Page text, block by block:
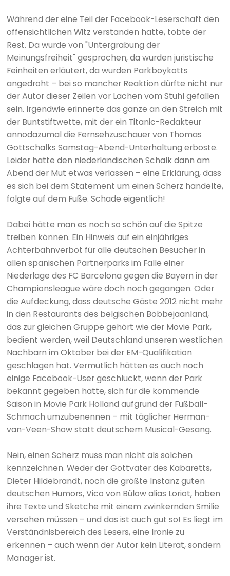
Während der eine Teil der Facebook-Leserschaft den
offensichtlichen Witz verstanden hatte, tobte der
Rest. Da wurde von "Untergrabung der
Meinungsfreiheit" gesprochen, da wurden juristische
Feinheiten erläutert, da wurden Parkboykotts
angedroht – bei so mancher Reaktion dürfte nicht nur
der Autor dieser Zeilen vor Lachen vom Stuhl gefallen
sein. Irgendwie erinnerte das ganze an den Streich mit
der Buntstiftwette, mit der ein Titanic-Redakteur
annodazumal die Fernsehzuschauer von Thomas
Gottschalks Samstag-Abend-Unterhaltung erboste.
Leider hatte den niederländischen Schalk dann am
Abend der Mut etwas verlassen – eine Erklärung, dass
es sich bei dem Statement um einen Scherz handelte,
folgte auf dem Fuße. Schade eigentlich!
Dabei hätte man es noch so schön auf die Spitze
treiben können. Ein Hinweis auf ein einjähriges
Achterbahnverbot für alle deutschen Besucher in
allen spanischen Partnerparks im Falle einer
Niederlage des FC Barcelona gegen die Bayern in der
Championsleague wäre doch noch gegangen. Oder
die Aufdeckung, dass deutsche Gäste 2012 nicht mehr
in den Restaurants des belgischen Bobbejaanland,
das zur gleichen Gruppe gehört wie der Movie Park,
bedient werden, weil Deutschland unseren westlichen
Nachbarn im Oktober bei der EM-Qualifikation
geschlagen hat. Vermutlich hätten es auch noch
einige Facebook-User geschluckt, wenn der Park
bekannt gegeben hätte, sich für die kommende
Saison in Movie Park Holland aufgrund der Fußball-
Schmach umzubenennen – mit täglicher Herman-
van-Veen-Show statt deutschem Musical-Gesang.
Nein, einen Scherz muss man nicht als solchen
kennzeichnen. Weder der Gottvater des Kabaretts,
Dieter Hildebrandt, noch die größte Instanz guten
deutschen Humors, Vico von Bülow alias Loriot, haben
ihre Texte und Sketche mit einem zwinkernden Smilie
versehen müssen – und das ist auch gut so! Es liegt im
Verständnisbereich des Lesers, eine Ironie zu
erkennen – auch wenn der Autor kein Literat, sondern
Manager ist.